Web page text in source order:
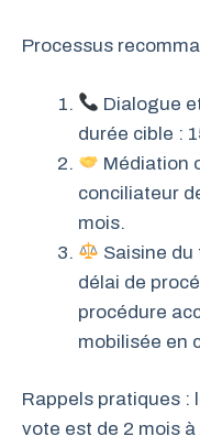
Processus
Dialogue
durée cible :
Médiation
conciliateur
mois.
Saisine
délai de
procédure
mobilisée en
Rappels pratiques :
vote est de 2 mois